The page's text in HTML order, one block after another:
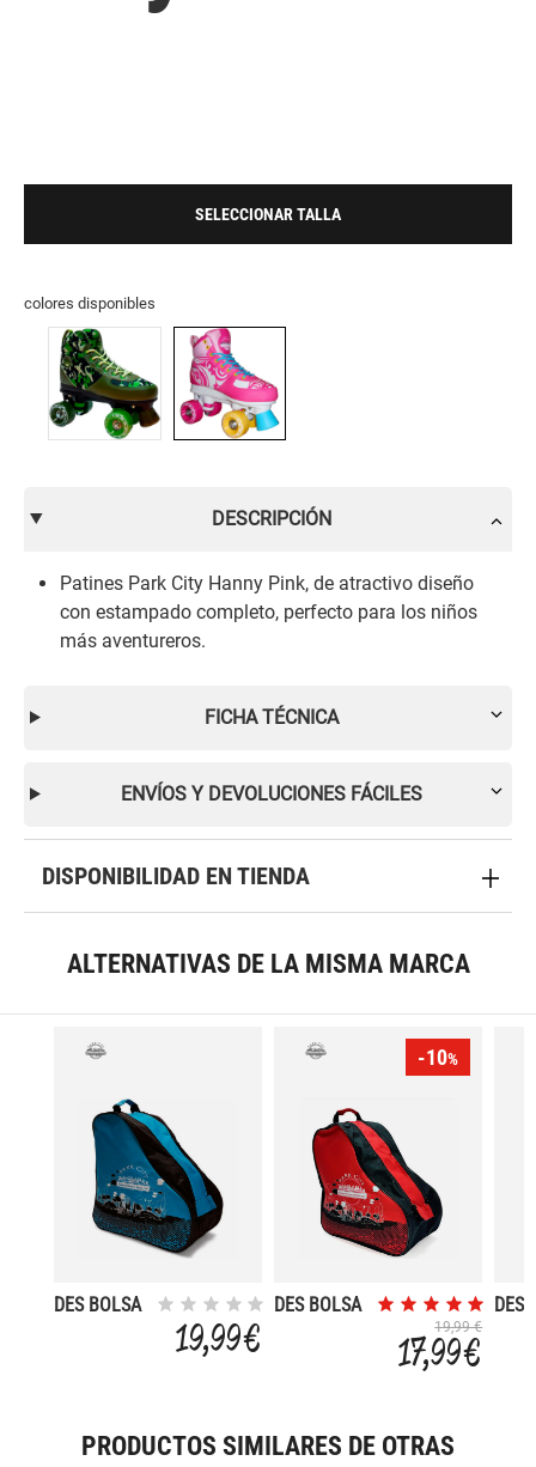
SELECCIONAR TALLA
colores disponibles
DESCRIPCIÓN
Patines Park City Hanny Pink, de atractivo diseño
con estampado completo, perfecto para los niños
más aventureros.
FICHA TÉCNICA
ENVÍOS Y DEVOLUCIONES FÁCILES
DISPONIBILIDAD EN TIENDA
ALTERNATIVAS DE LA MISMA MARCA
DES BOLSA
19,99 €
-10%
DES BOLSA
19,99 €
17,99 €
DES
PRODUCTOS SIMILARES DE OTRAS